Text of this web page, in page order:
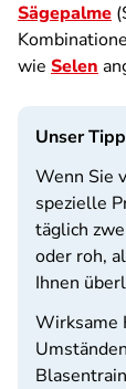
Sägepalme
wie Selen
Unser
Wenn Sie
spezielle
täglich
oder roh,
Ihnen
Wirksame